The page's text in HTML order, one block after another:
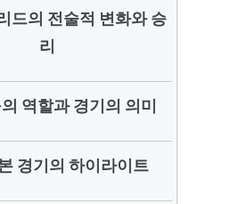
드의 전술적 변화와 승
리
역할과 경기의 의미
경기의 하이라이트